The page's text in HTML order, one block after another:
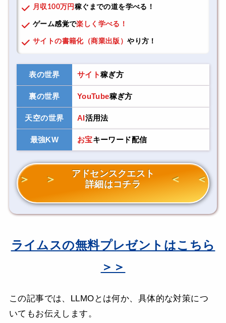
月収100万円 稼ぐまでの道を学べる！
ゲーム感覚で楽しく学べる！
サイトの書籍化（商業出版）やり方！
表の世界 サイト稼ぎ方
裏の世界 YouTube稼ぎ方
天空の世界 AI活用法
最強KW お宝キーワード配信
アドセンスクエスト
詳細はコチラ
ライムスの無料プレゼントはこちら
＞＞
この記事では、LLMOとは何か、具体的な対策につ
いてもお伝えします。